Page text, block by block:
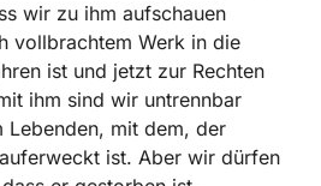
wir zu ihm aufschauen
vollbrachtem Werk in die
ist und jetzt zur Rechten
ihm sind wir untrennbar
Lebenden, mit dem, der
auferweckt ist. Aber wir dürfen